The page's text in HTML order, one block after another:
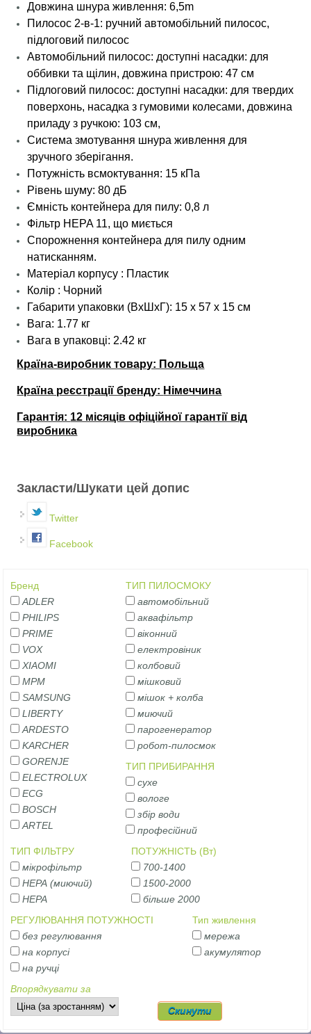
Довжина шнура живлення: 6,5m
Пилосос 2-в-1: ручний автомобільний пилосос,
підлоговий пилосос
Автомобільний пилосос: доступні насадки: для
оббивки та щілин, довжина пристрою: 47 см
Підлоговий пилосос: доступні насадки: для твердих
поверхонь, насадка з гумовими колесами, довжина
приладу з ручкою: 103 см,
Система змотування шнура живлення для
зручного зберігання.
Потужність всмоктування: 15 кПа
Рівень шуму: 80 дБ
Ємність контейнера для пилу: 0,8 л
Фільтр HEPA 11, що миється
Спорожнення контейнера для пилу одним
натисканням.
Матеріал корпусу : Пластик
Колір : Чорний
Габарити упаковки (ВхШхГ): 15 х 57 x 15 см
Вага: 1.77 кг
Вага в упаковці: 2.42 кг
Країна-виробник товару: Польща
Країна реєстрації бренду: Німеччина
Гарантія: 12 місяців офіційної гарантії від
виробника
Вертикальні вкладки
Закласти/Шукати цей допис
Twitter
Facebook
Бренд
ADLER
PHILIPS
PRIME
VOX
XIAOMI
MPM
SAMSUNG
LIBERTY
ARDESTO
KARCHER
GORENJE
ELECTROLUX
ECG
BOSCH
ARTEL
ТИП ПИЛОСМОКУ
автомобільний
аквафільтр
віконний
електровіник
колбовий
мішковий
мішок + колба
миючий
парогенератор
робот-пилосмок
ТИП ПРИБИРАННЯ
сухе
вологе
збір води
професійний
ТИП ФІЛЬТРУ
мікрофільтр
НЕРА (миючий)
НЕРА
ПОТУЖНІСТЬ (Вт)
700-1400
1500-2000
більше 2000
РЕГУЛЮВАННЯ ПОТУЖНОСТІ
без регулювання
на корпусі
на ручці
Тип живлення
мережа
акумулятор
Впорядкувати за